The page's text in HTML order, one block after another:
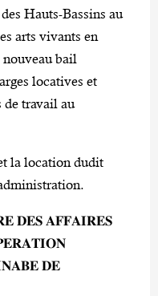
Hauts-Bassins au
arts vivants en
bail
locatives et
travail au
la location dudit
𝐃𝐄𝐒 𝐀𝐅𝐅𝐀𝐈𝐑𝐄𝐒
𝐃𝐄